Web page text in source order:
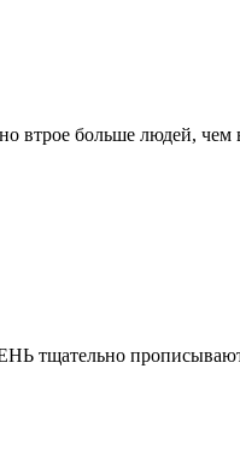
втрое больше людей, чем
тщательно